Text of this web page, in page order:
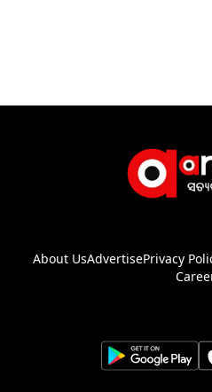
About UsAdvertisePrivacy